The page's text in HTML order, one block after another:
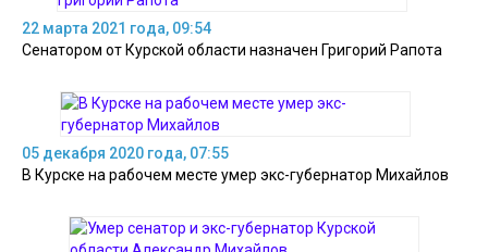
22 марта 2021 года, 09:54
Сенатором от Курской области назначен Григорий Рапота
05 декабря 2020 года, 07:55
В Курске на рабочем месте умер экс-губернатор Михайлов